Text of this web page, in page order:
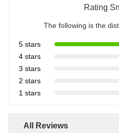
Rating
The following is the
5 stars
4 stars
3 stars
2 stars
1 stars
All Reviews